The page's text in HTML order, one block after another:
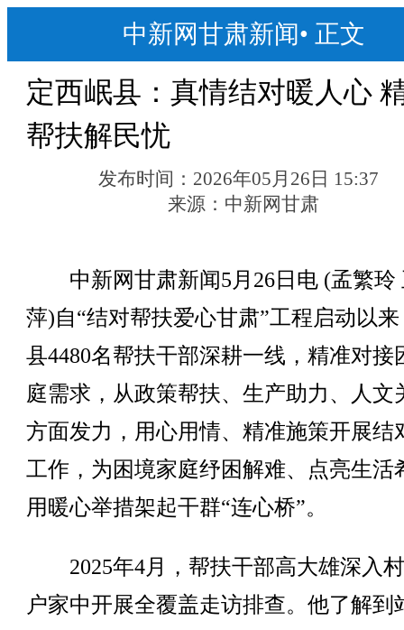
中新网甘肃新闻• 正文
定西岷县：真情结对暖人心
帮扶解民忧
发布时间： 2026年05月26日 15:37
来源： 中新网甘肃
中新网甘肃新闻5月26日电 (孟繁玲
萍)自“结对帮扶爱心甘肃”工程启动以
县4480名帮扶干部深耕一线，精准对接
庭需求，从政策帮扶、生产助力、人文
方面发力，用心用情、精准施策开展结
工作，为困境家庭纾困解难、点亮生活
用暖心举措架起干群“连心桥”。
2025年4月，帮扶干部高大雄深入
户家中开展全覆盖走访排查。他了解到